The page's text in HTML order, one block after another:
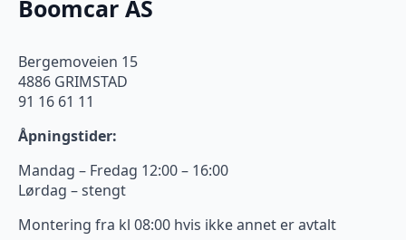
Boomcar AS
Bergemoveien 15
4886 GRIMSTAD
91 16 61 11
Åpningstider:
Mandag – Fredag 12:00 – 16:00
Lørdag – stengt
Montering fra kl 08:00 hvis ikke annet er avtalt